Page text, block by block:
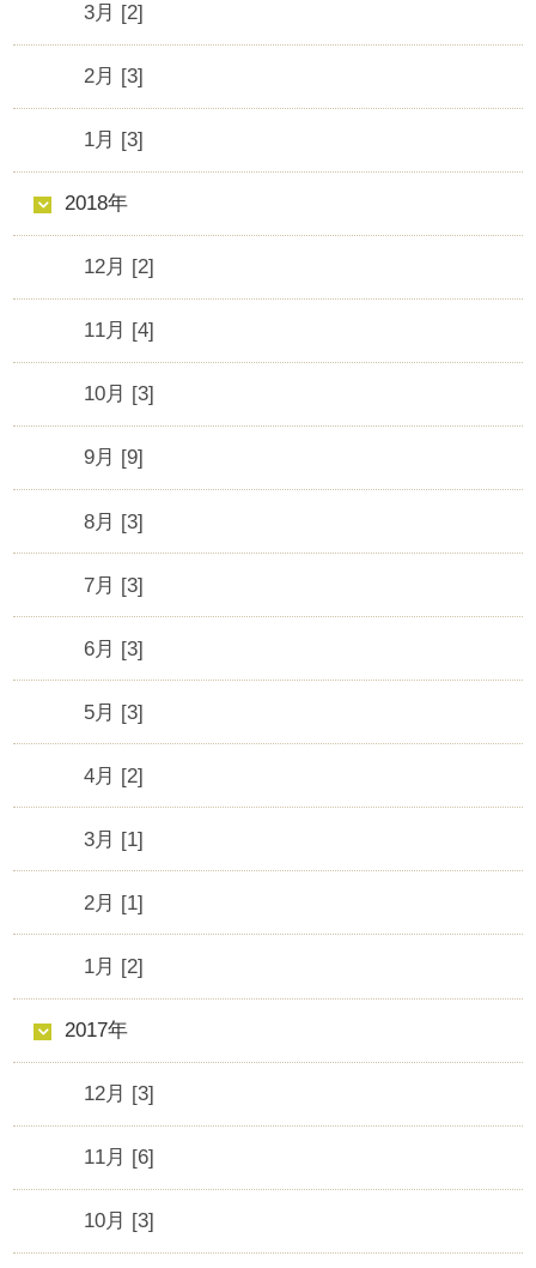
3月 [2]
2月 [3]
1月 [3]
2018年
12月 [2]
11月 [4]
10月 [3]
9月 [9]
8月 [3]
7月 [3]
6月 [3]
5月 [3]
4月 [2]
3月 [1]
2月 [1]
1月 [2]
2017年
12月 [3]
11月 [6]
10月 [3]